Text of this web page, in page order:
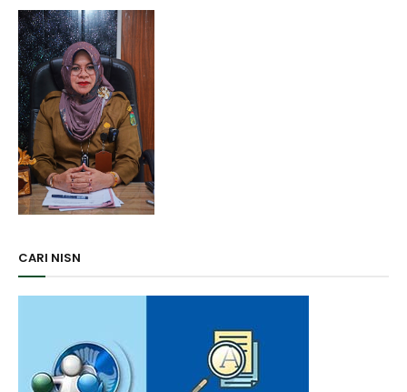
CARI NISN